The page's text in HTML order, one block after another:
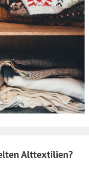
Alttextilien?